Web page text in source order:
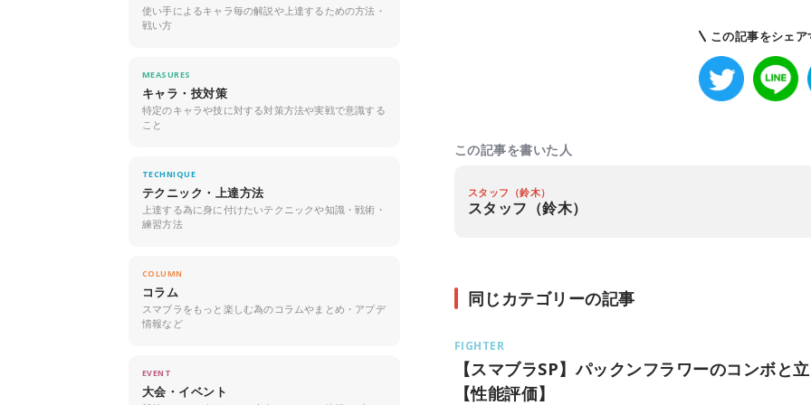
この記事をシェア
この記事を書いた人
スタッフ（鈴木）
スタッフ（鈴木）
同じカテゴリーの記事
FIGHTER
【スマブラSP】パックンフラワーのコンボ
【性能評価】
使い手によるキャラ毎の解説や上達するための方法・
戦い方
MEASURES
キャラ・技対策
特定のキャラや技に対する対策方法や実戦で意識する
こと
TECHNIQUE
テクニック・上達方法
上達する為に身に付けたいテクニックや知識・戦術・
練習方法
COLUMN
コラム
スマブラをもっと楽しむ為のコラムやまとめ・アプデ
情報など
EVENT
大会・イベント